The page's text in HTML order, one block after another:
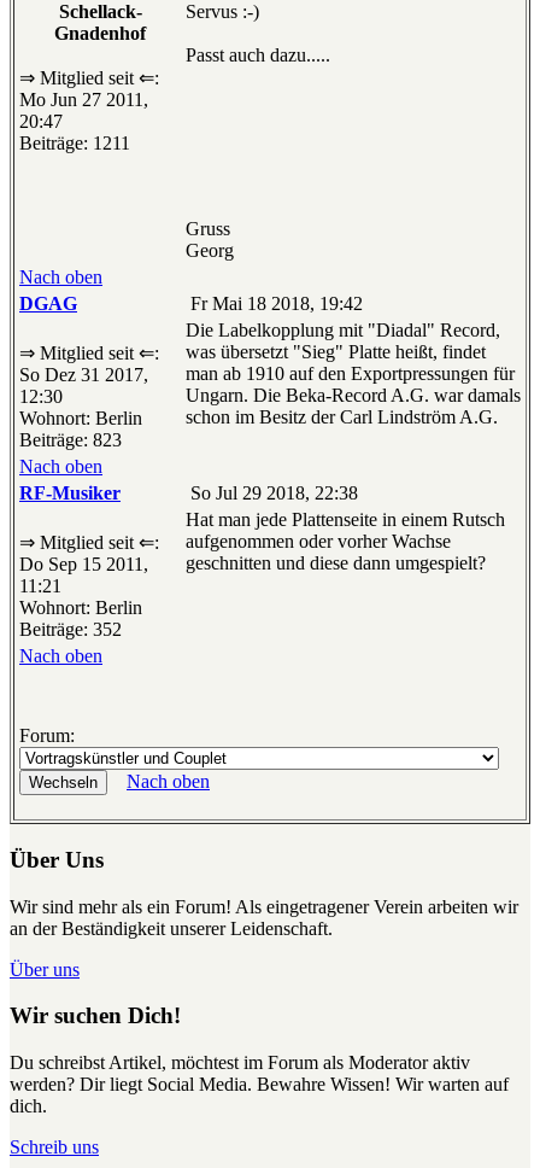
Schellack-
Gnadenhof
⇒ Mitglied seit ⇐:
Mo Jun 27 2011,
20:47
Beiträge: 1211
Servus :-)
Passt auch dazu.....
Gruss
Georg
Nach oben
DGAG
Fr Mai 18 2018, 19:42
⇒ Mitglied seit ⇐:
So Dez 31 2017,
12:30
Wohnort: Berlin
Beiträge: 823
Die Labelkopplung mit "Diadal" Record,
was übersetzt "Sieg" Platte heißt, findet
man ab 1910 auf den Exportpressungen für
Ungarn. Die Beka-Record A.G. war damals
schon im Besitz der Carl Lindström A.G.
Nach oben
RF-Musiker
So Jul 29 2018, 22:38
⇒ Mitglied seit ⇐:
Do Sep 15 2011,
11:21
Wohnort: Berlin
Beiträge: 352
Hat man jede Plattenseite in einem Rutsch
aufgenommen oder vorher Wachse
geschnitten und diese dann umgespielt?
Nach oben
Forum:
Nach oben
Über Uns
Wir sind mehr als ein Forum! Als eingetragener Verein arbeiten wir
an der Beständigkeit unserer Leidenschaft.
Über uns
Wir suchen Dich!
Du schreibst Artikel, möchtest im Forum als Moderator aktiv
werden? Dir liegt Social Media. Bewahre Wissen! Wir warten auf
dich.
Schreib uns